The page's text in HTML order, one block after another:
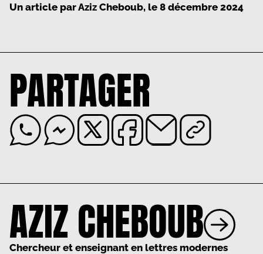
Un article parAziz Cheboub, le 8 décembre 2024
PARTAGER
AZIZ CHEBOUB
Chercheur et enseignant en lettres modernes